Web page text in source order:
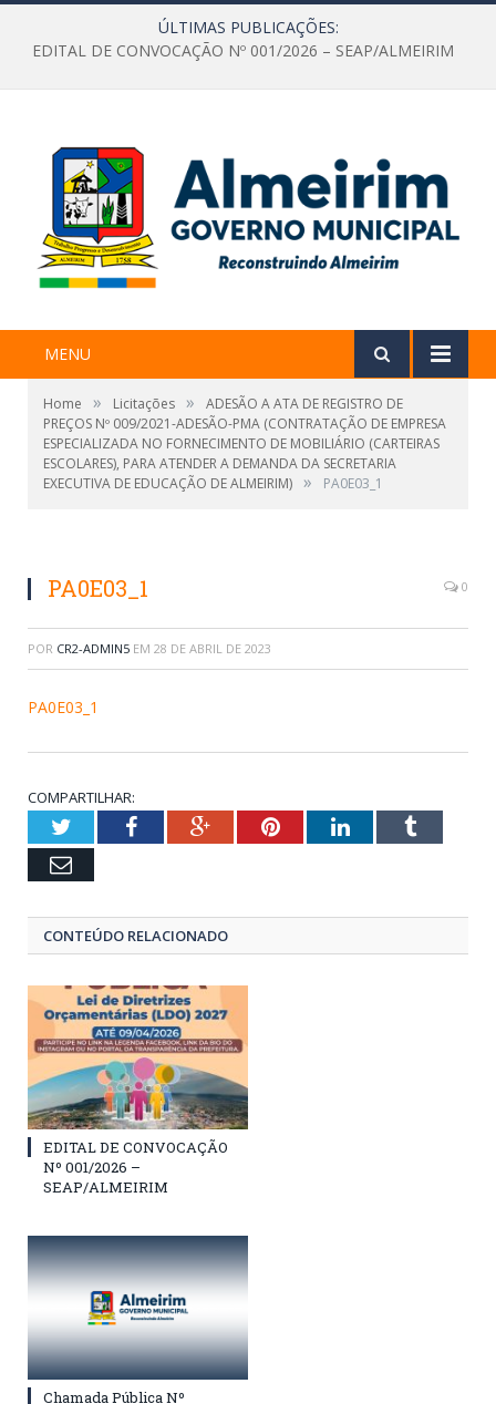
ÚLTIMAS PUBLICAÇÕES:
EDITAL DE CONVOCAÇÃO Nº 001/2026 – SEAP/ALMEIRIM
MENU
Home » Licitações »
ADESÃO A ATA DE REGISTRO DE
PREÇOS Nº 009/2021-ADESÃO-PMA (CONTRATAÇÃO DE EMPRESA
ESPECIALIZADA NO FORNECIMENTO DE MOBILIÁRIO (CARTEIRAS
ESCOLARES), PARA ATENDER A DEMANDA DA SECRETARIA
EXECUTIVA DE EDUCAÇÃO DE ALMEIRIM) » PA0E03_1
PA0E03_1 0
POR CR2-ADMIN5 EM 28 DE ABRIL DE 2023
PA0E03_1
COMPARTILHAR:
TwitterFacebookGoogle+PinterestLinkedInTumblr
Email
CONTEÚDO RELACIONADO
EDITAL DE CONVOCAÇÃO
Nº 001/2026 –
SEAP/ALMEIRIM
Chamada Pública Nº